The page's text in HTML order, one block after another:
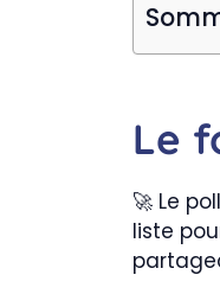
Le
🚀 Le
liste